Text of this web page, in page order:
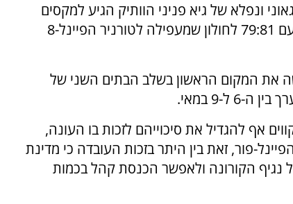
אסיסט גאוני ונפלא של גיא פניני הוותיק הגיע למקסים
דה-זאו וזה מקרוב קלע והכריע את תוצאת המשחק עם 79:81 לחולון שמעפילה לטורניר הפיינל-8
את המקום הראשון בשלב הבתים השני של
אף להגדיל את סיכוייהם לזכות בו העונה,
פור, זאת בין היתר בזכות העובדה כי מדינת
נגיף הקורונה ולאפשר הכנסת קהל בכמות